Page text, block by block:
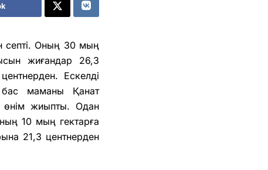
септі. Оның 30 мың
жиғандар 26,3
Ескелді
маманы Қанат
өнім жиыпты. Одан
10 мың гектарға
21,3 центнерден